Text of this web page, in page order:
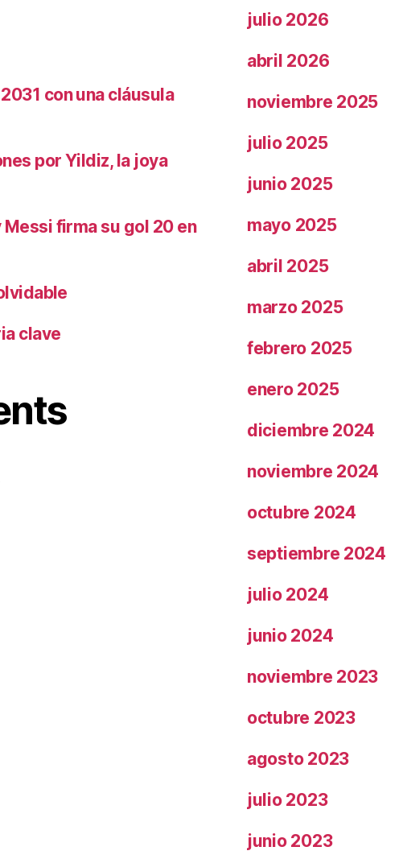
con una cláusula
por Yildiz, la joya
firma su gol 20 en
clave
julio 2026
abril 2026
noviembre 2025
julio 2025
junio 2025
mayo 2025
abril 2025
marzo 2025
febrero 2025
enero 2025
diciembre 2024
noviembre 2024
octubre 2024
septiembre 2024
julio 2024
junio 2024
noviembre 2023
octubre 2023
agosto 2023
julio 2023
junio 2023